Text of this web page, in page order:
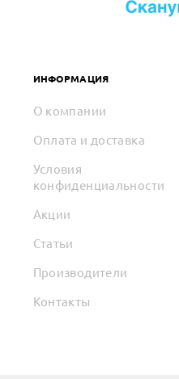
ИНФОРМАЦИЯ
О компании
Оплата и доставка
Условия
конфиденциальности
Акции
Статьи
Производители
Контакты